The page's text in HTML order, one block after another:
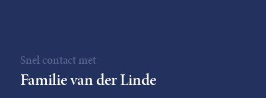
Snel contact met
Familie van der Linde